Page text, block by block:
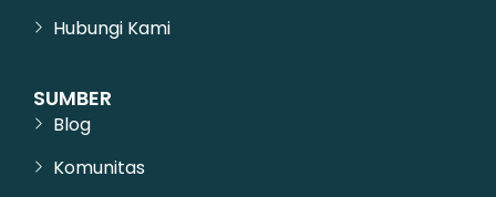
Hubungi Kami
SUMBER
Blog
Komunitas